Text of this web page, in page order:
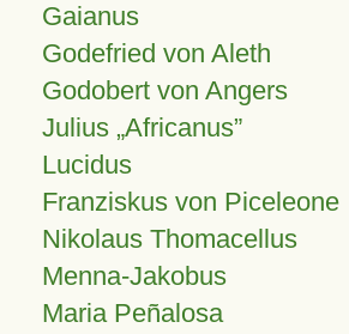
Gaianus
Godefried von Aleth
Godobert von Angers
Julius Africanus
Lucidus
Franziskus von Piceleone
Nikolaus Thomacellus
Menna-Jakobus
Maria Peñalosa